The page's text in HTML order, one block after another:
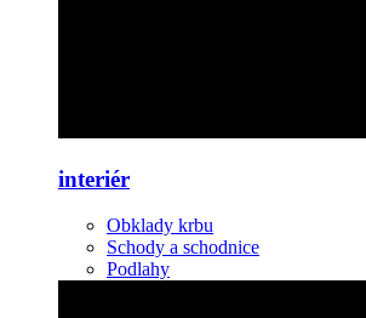
interiér
Obklady krbu
Schody a schodnice
Podlahy